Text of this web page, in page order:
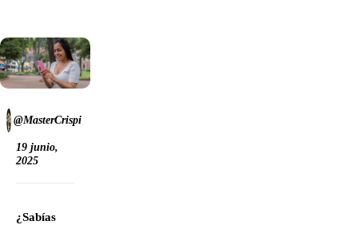
@MasterCrispi
19 junio,
2025
¿Sabías